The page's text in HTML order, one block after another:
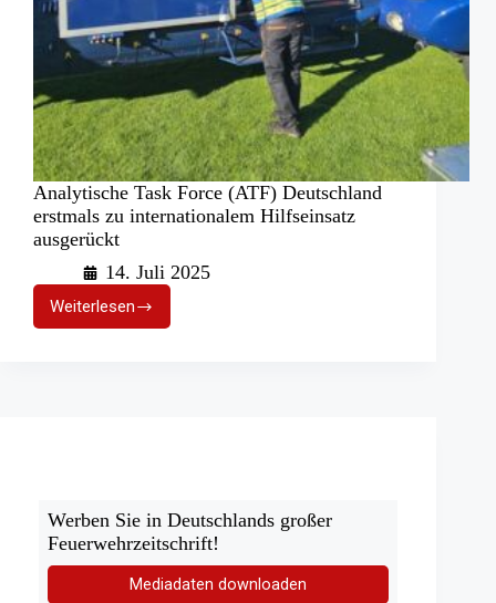
Analytische Task Force (ATF) Deutschland
erstmals zu internationalem Hilfseinsatz
ausgerückt
14. Juli 2025
WeiterlesenAnalytische
Task
Werben Sie in Deutschlands großer
Feuerwehrzeitschrift!
Mediadaten downloaden